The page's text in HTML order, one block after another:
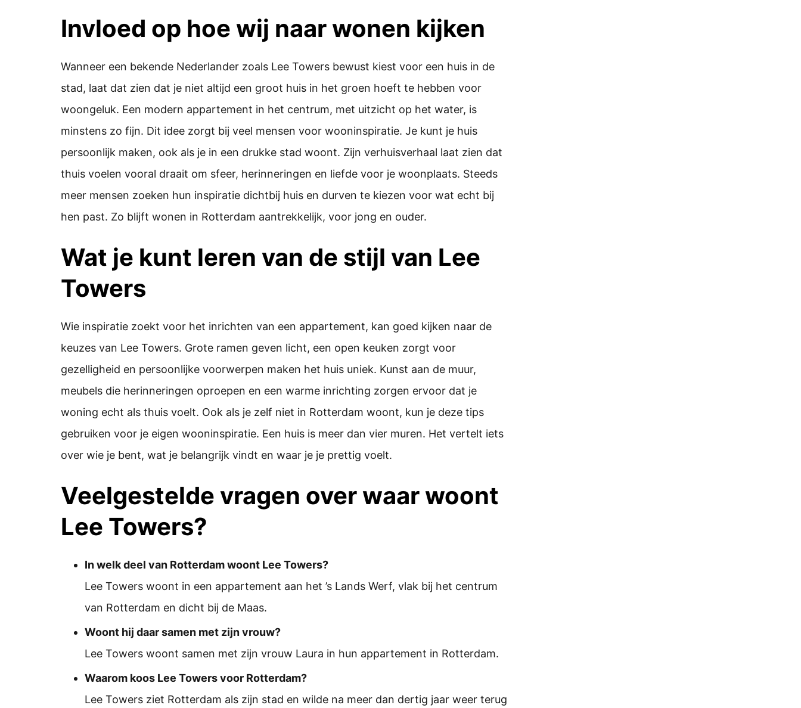
Invloed op hoe wij naar wonen kijken
Wanneer een bekende Nederlander zoals Lee Towers bewust kiest voor een huis in de
stad, laat dat zien dat je niet altijd een groot huis in het groen hoeft te hebben voor
woongeluk. Een modern appartement in het centrum, met uitzicht op het water, is
minstens zo fijn. Dit idee zorgt bij veel mensen voor wooninspiratie. Je kunt je huis
persoonlijk maken, ook als je in een drukke stad woont. Zijn verhuisverhaal laat zien dat
thuis voelen vooral draait om sfeer, herinneringen en liefde voor je woonplaats. Steeds
meer mensen zoeken hun inspiratie dichtbij huis en durven te kiezen voor wat echt bij
hen past. Zo blijft wonen in Rotterdam aantrekkelijk, voor jong en ouder.
Wat je kunt leren van de stijl van Lee
Towers
Wie inspiratie zoekt voor het inrichten van een appartement, kan goed kijken naar de
keuzes van Lee Towers. Grote ramen geven licht, een open keuken zorgt voor
gezelligheid en persoonlijke voorwerpen maken het huis uniek. Kunst aan de muur,
meubels die herinneringen oproepen en een warme inrichting zorgen ervoor dat je
woning echt als thuis voelt. Ook als je zelf niet in Rotterdam woont, kun je deze tips
gebruiken voor je eigen wooninspiratie. Een huis is meer dan vier muren. Het vertelt iets
over wie je bent, wat je belangrijk vindt en waar je je prettig voelt.
Veelgestelde vragen over waar woont
Lee Towers?
In welk deel van Rotterdam woont Lee Towers?
Lee Towers woont in een appartement aan het ’s Lands Werf, vlak bij het centrum
van Rotterdam en dicht bij de Maas.
Woont hij daar samen met zijn vrouw?
Lee Towers woont samen met zijn vrouw Laura in hun appartement in Rotterdam.
Waarom koos Lee Towers voor Rotterdam?
Lee Towers ziet Rotterdam als zijn stad en wilde na meer dan dertig jaar weer terug